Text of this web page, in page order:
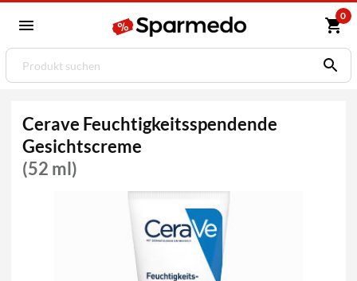
0
Cerave Feuchtigkeitsspendende
Gesichtscreme
(52 ml)